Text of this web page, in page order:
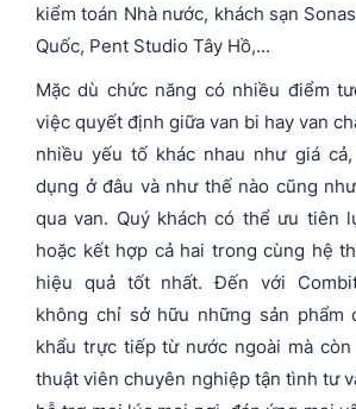
kiểm toán Nhà nước, khách sạn
Quốc, Pent Studio Tây Hồ,...
Mặc dù chức năng có nhiều điểm
việc quyết định giữa van bi hay van
nhiều yếu tố khác nhau như giá
dụng ở đâu và như thế nào cũng
qua van. Quý khách có thể ưu tiên
hoặc kết hợp cả hai trong cùng hệ
hiệu quả tốt nhất. Đến với
không chỉ sở hữu những sản phẩm
khẩu trực tiếp từ nước ngoài mà
thuật viên chuyên nghiệp tận tình tư